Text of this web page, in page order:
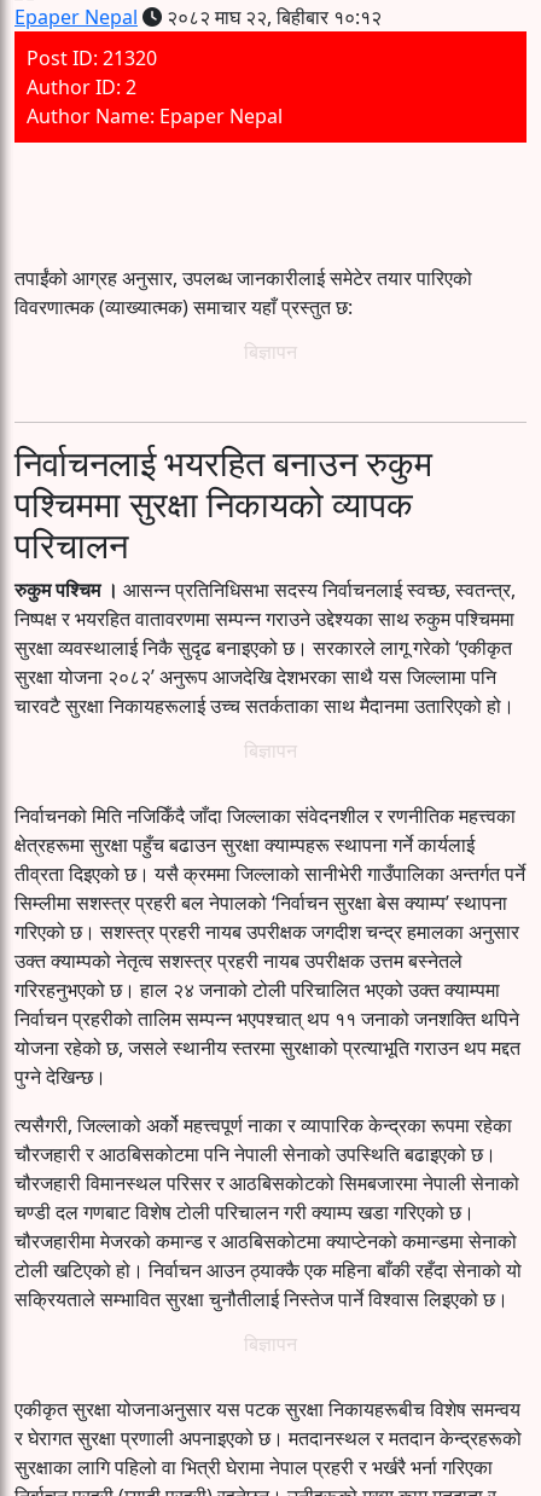
Epaper Nepal
२०८२ माघ २२, बिहीबार १०:१२
Post ID: 21320
Author ID: 2
Author Name: Epaper Nepal
तपाईंको आग्रह अनुसार, उपलब्ध जानकारीलाई समेटेर तयार पारिएको
विवरणात्मक (व्याख्यात्मक) समाचार यहाँ प्रस्तुत छ:
बिज्ञापन
निर्वाचनलाई भयरहित बनाउन रुकुम
पश्चिममा सुरक्षा निकायको व्यापक
परिचालन
रुकुम पश्चिम । आसन्न प्रतिनिधिसभा सदस्य निर्वाचनलाई स्वच्छ, स्वतन्त्र,
निष्पक्ष र भयरहित वातावरणमा सम्पन्न गराउने उद्देश्यका साथ रुकुम पश्चिममा
सुरक्षा व्यवस्थालाई निकै सुदृढ बनाइएको छ। सरकारले लागू गरेको ‘एकीकृत
सुरक्षा योजना २०८२’ अनुरूप आजदेखि देशभरका साथै यस जिल्लामा पनि
चारवटै सुरक्षा निकायहरूलाई उच्च सतर्कताका साथ मैदानमा उतारिएको हो।
बिज्ञापन
निर्वाचनको मिति नजिकिँदै जाँदा जिल्लाका संवेदनशील र रणनीतिक महत्त्वका
क्षेत्रहरूमा सुरक्षा पहुँच बढाउन सुरक्षा क्याम्पहरू स्थापना गर्ने कार्यलाई
तीव्रता दिइएको छ। यसै क्रममा जिल्लाको सानीभेरी गाउँपालिका अन्तर्गत पर्ने
सिम्लीमा सशस्त्र प्रहरी बल नेपालको ‘निर्वाचन सुरक्षा बेस क्याम्प’ स्थापना
गरिएको छ। सशस्त्र प्रहरी नायब उपरीक्षक जगदीश चन्द्र हमालका अनुसार
उक्त क्याम्पको नेतृत्व सशस्त्र प्रहरी नायब उपरीक्षक उत्तम बस्नेतले
गरिरहनुभएको छ। हाल २४ जनाको टोली परिचालित भएको उक्त क्याम्पमा
निर्वाचन प्रहरीको तालिम सम्पन्न भएपश्चात् थप ११ जनाको जनशक्ति थपिने
योजना रहेको छ, जसले स्थानीय स्तरमा सुरक्षाको प्रत्याभूति गराउन थप मद्दत
पुग्ने देखिन्छ।
त्यसैगरी, जिल्लाको अर्को महत्त्वपूर्ण नाका र व्यापारिक केन्द्रका रूपमा रहेका
चौरजहारी र आठबिसकोटमा पनि नेपाली सेनाको उपस्थिति बढाइएको छ।
चौरजहारी विमानस्थल परिसर र आठबिसकोटको सिमबजारमा नेपाली सेनाको
चण्डी दल गणबाट विशेष टोली परिचालन गरी क्याम्प खडा गरिएको छ।
चौरजहारीमा मेजरको कमान्ड र आठबिसकोटमा क्याप्टेनको कमान्डमा सेनाको
टोली खटिएको हो। निर्वाचन आउन ठ्याक्कै एक महिना बाँकी रहँदा सेनाको यो
सक्रियताले सम्भावित सुरक्षा चुनौतीलाई निस्तेज पार्ने विश्वास लिइएको छ।
बिज्ञापन
एकीकृत सुरक्षा योजनाअनुसार यस पटक सुरक्षा निकायहरूबीच विशेष समन्वय
र घेरागत सुरक्षा प्रणाली अपनाइएको छ। मतदानस्थल र मतदान केन्द्रहरूको
सुरक्षाका लागि पहिलो वा भित्री घेरामा नेपाल प्रहरी र भर्खरै भर्ना गरिएका